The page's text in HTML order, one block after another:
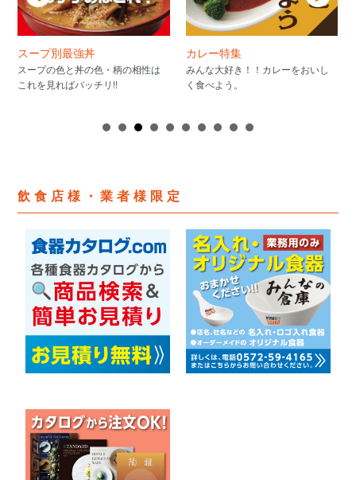
スープ別最強丼
スープの色と丼の色・柄の相性は
これを見ればバッチリ!!
カレー特集
みんな大好き！！カレーをおいし
く食べよう。
飲食店様・業者様限定